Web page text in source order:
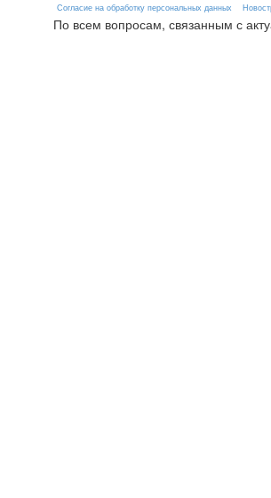
Согласие на обработку персональных данных
По всем вопросам, связанным с